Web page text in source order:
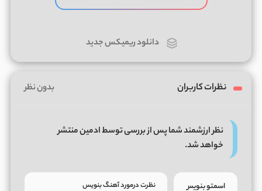
دانلود ریمیکس جدید
نظرات کاربران بدون نظر
نظر ارزشمند شما پس از بررسی توسط ادمین منتشر
خواهد شد.